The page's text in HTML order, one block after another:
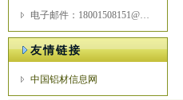
电子邮件：18001508151@189.cn
友情链接
中国铝材信息网